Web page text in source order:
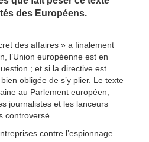
des Européens.
des affaires » a finalement
l’Union européenne est en
; et si la directive est
obligée de s’y plier. Le texte
au Parlement européen,
journalistes et les lanceurs
controversé.
contre l’espionnage